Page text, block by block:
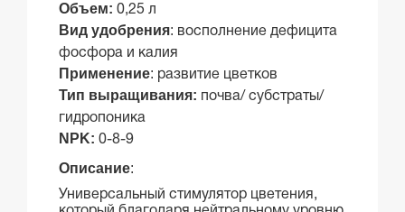
Объем: 0,25 л
Вид удобрения: восполнение дефицита
фосфора и калия
Применение: развитие цветков
Тип выращивания: почва/ субстраты/
гидропоника
NPK: 0-8-9
Описание:
Универсальный стимулятор цветения,